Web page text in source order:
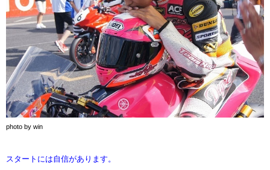
photo by win
スタートには自信があります。